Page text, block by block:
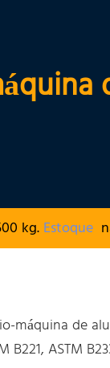
kg. Estoque
máquina de
B221, ASTM